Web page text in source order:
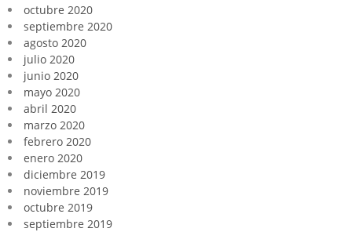
octubre 2020
septiembre 2020
agosto 2020
julio 2020
junio 2020
mayo 2020
abril 2020
marzo 2020
febrero 2020
enero 2020
diciembre 2019
noviembre 2019
octubre 2019
septiembre 2019